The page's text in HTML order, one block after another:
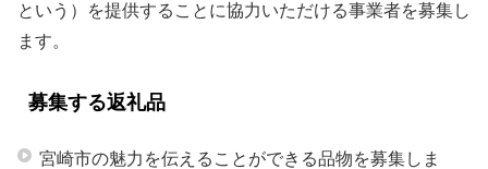
という）を提供することに協力いただける事業者を募集し
ます。
募集する返礼品
宮崎市の魅力を伝えることができる品物を募集しま